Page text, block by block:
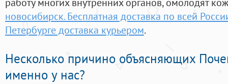
новосибирск. Бесплатная доставка по всей
Петербурге доставка курьером.
Несколько причино объясняющих
именно у нас?